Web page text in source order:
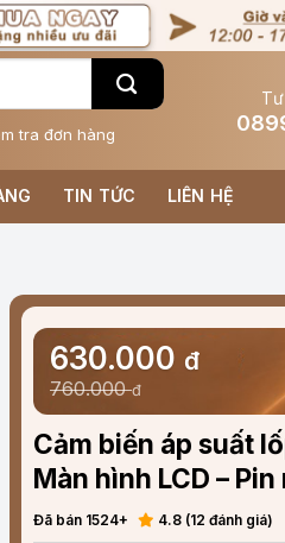
tra đơn hàng
TIN TỨC LIÊN HỆ
630.000 đ
760.000đ
Cảm biến áp suất
Màn hình LCD –
Đã bán 1524+ 4.8 (12 đánh giá)